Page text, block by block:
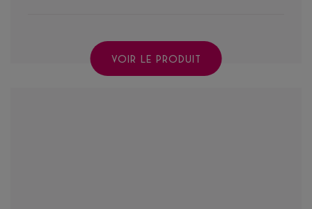
VOIR LE PRODUIT